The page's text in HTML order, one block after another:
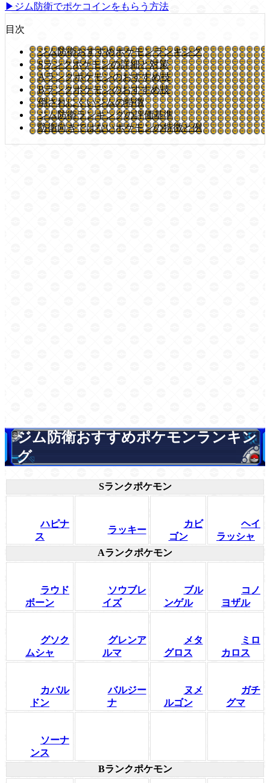
▶ジム防衛でポケコインをもらう方法
目次
ジム防衛おすすめポケモンランキング
Sランクポケモンの詳細と対策
Aランクポケモンのおすすめ技
Bランクポケモンのおすすめ技
倒されにくいジムの特徴
ジム防衛ランキングの評価基準
防衛向きではないポケモンの特徴と例
ジム防衛おすすめポケモンランキン
グ
Sランクポケモン
ハピナ
ス
ラッキー
カビ
ゴン
ヘイ
ラッシャ
Aランクポケモン
ラウド
ボーン
ソウブレ
イズ
ブル
ンゲル
コノ
ヨザル
グソク
ムシャ
グレンア
ルマ
メタ
グロス
ミロ
カロス
カバル
ドン
バルジー
ナ
ヌメ
ルゴン
ガチ
グマ
ソーナ
ンス
Bランクポケモン